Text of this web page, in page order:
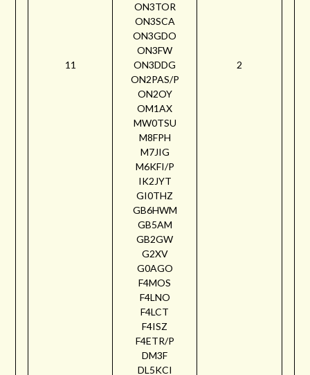
11
ON3TOR
ON3SCA
ON3GDO
ON3FW
ON3DDG
ON2PAS/P
ON2OY
OM1AX
MW0TSU
M8FPH
M7JIG
M6KFI/P
IK2JYT
GI0THZ
GB6HWM
GB5AM
GB2GW
G2XV
G0AGO
F4MOS
F4LNO
F4LCT
F4ISZ
F4ETR/P
DM3F
DL5KCI
2